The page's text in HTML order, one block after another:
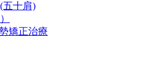
五十肩)
矯正治療